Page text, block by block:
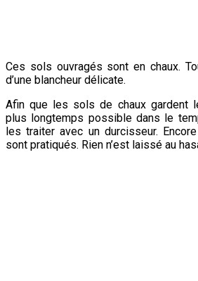
Ces sols ouvragés sont en chaux.
d’une blancheur délicate.
Afin que les sols de chaux gardent
plus longtemps possible dans le
les traiter avec un durcisseur.
sont pratiqués. Rien n’est laissé au